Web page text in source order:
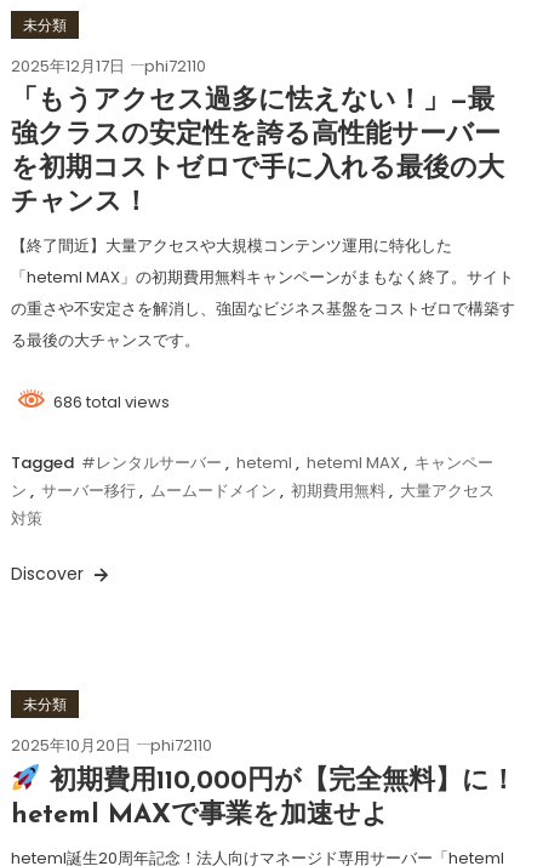
未分類
2025年12月17日 phi72110
「もうアクセス過多に怯えない！」—最
強クラスの安定性を誇る高性能サーバー
を初期コストゼロで手に入れる最後の大
チャンス！
【終了間近】大量アクセスや大規模コンテンツ運用に特化した
「heteml MAX」の初期費用無料キャンペーンがまもなく終了。サイト
の重さや不安定さを解消し、強固なビジネス基盤をコストゼロで構築す
る最後の大チャンスです。
686 total views
Tagged #レンタルサーバー , heteml , heteml MAX, キャンペー
ン , サーバー移行, ムームードメイン , 初期費用無料, 大量アクセス
対策
Discover
未分類
2025年10月20日 phi72110
初期費用110,000円が【完全無料】に！
heteml MAXで事業を加速せよ
heteml誕生20周年記念！法人向けマネージド専用サーバー「heteml